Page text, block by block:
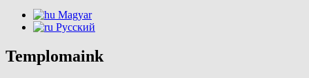
Magyar
Русский
Templomaink